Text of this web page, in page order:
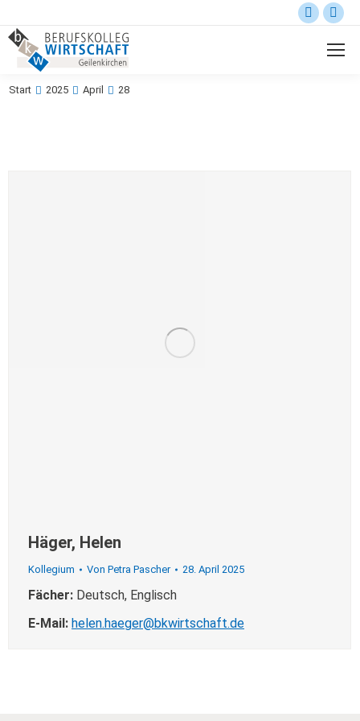
Sie befinden sich hier:
Start 2025 April 28
Häger, Helen
Kollegium Von Petra Pascher 28. April 2025
Fächer: Deutsch, Englisch
E-Mail: helen.haeger@bkwirtschaft.de